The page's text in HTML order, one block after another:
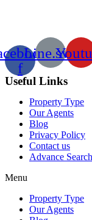
f
Line.svg
Useful Links
Property Type
Our Agents
Blog
Privacy Policy
Contact us
Advance Search
Menu
Property Type
Our Agents